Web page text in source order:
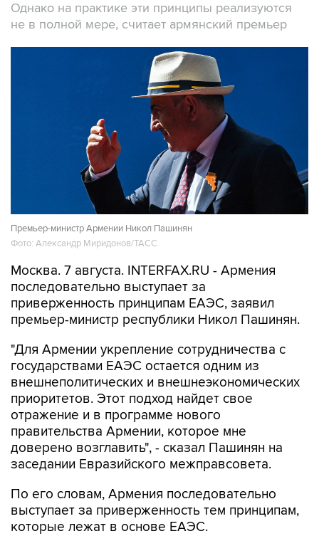
Однако на практике эти принципы реализуются
не в полной мере, считает армянский премьер
Премьер-министр Армении Никол Пашинян
Фото: Александр Миридонов/ТАСС
Москва. 7 августа. INTERFAX.RU - Армения
последовательно выступает за
приверженность принципам ЕАЭС, заявил
премьер-министр республики Никол Пашинян.
"Для Армении укрепление сотрудничества с
государствами ЕАЭС остается одним из
внешнеполитических и внешнеэкономических
приоритетов. Этот подход найдет свое
отражение и в программе нового
правительства Армении, которое мне
доверено возглавить", - сказал Пашинян на
заседании Евразийского межправсовета.
По его словам, Армения последовательно
выступает за приверженность тем принципам,
которые лежат в основе ЕАЭС.